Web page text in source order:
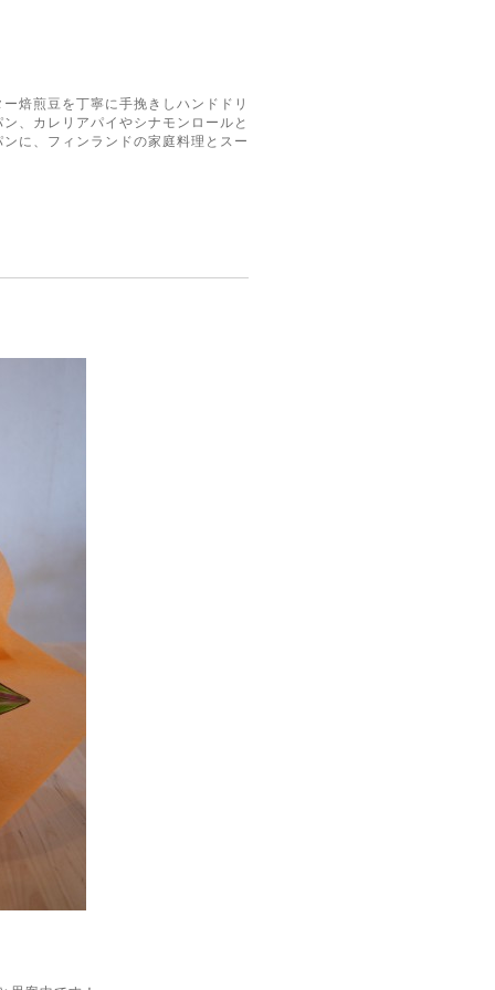
焙煎豆を丁寧に手挽きしハンドドリ
、カレリアパイやシナモンロールと
に、フィンランドの家庭料理とスー